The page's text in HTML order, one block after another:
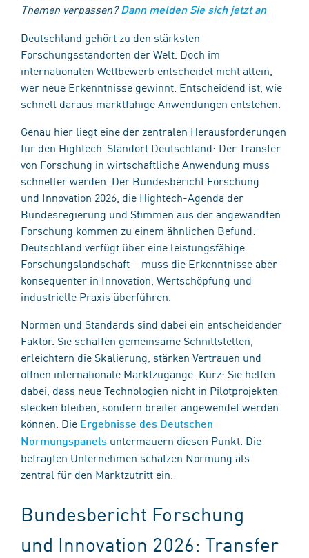
Themen verpassen? Dann melden Sie sich jetzt an
Deutschland gehört zu den stärksten
Forschungsstandorten der Welt. Doch im
internationalen Wettbewerb entscheidet nicht allein,
wer neue Erkenntnisse gewinnt. Entscheidend ist, wie
schnell daraus marktfähige Anwendungen entstehen.
Genau hier liegt eine der zentralen Herausforderungen
für den Hightech-Standort Deutschland: Der Transfer
von Forschung in wirtschaftliche Anwendung muss
schneller werden. Der Bundesbericht Forschung
und Innovation 2026, die Hightech-Agenda der
Bundesregierung und Stimmen aus der angewandten
Forschung kommen zu einem ähnlichen Befund:
Deutschland verfügt über eine leistungsfähige
Forschungslandschaft – muss die Erkenntnisse aber
konsequenter in Innovation, Wertschöpfung und
industrielle Praxis überführen.
Normen und Standards sind dabei ein entscheidender
Faktor. Sie schaffen gemeinsame Schnittstellen,
erleichtern die Skalierung, stärken Vertrauen und
öffnen internationale Marktzugänge. Kurz: Sie helfen
dabei, dass neue Technologien nicht in Pilotprojekten
stecken bleiben, sondern breiter angewendet werden
können. Die Ergebnisse des Deutschen
Normungspanels untermauern diesen Punkt. Die
befragten Unternehmen schätzen Normung als
zentral für den Marktzutritt ein.
Bundesbericht Forschung
und Innovation 2026: Transfer